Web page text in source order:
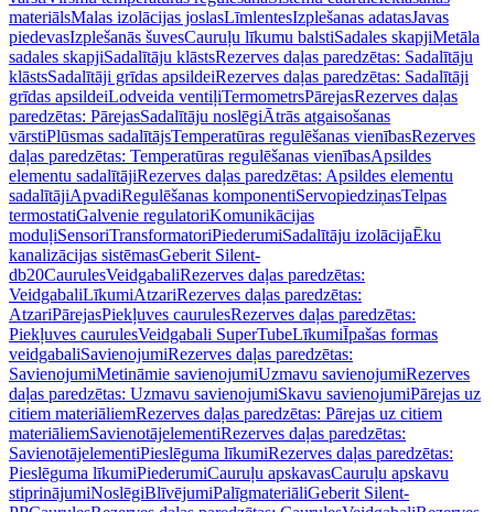
materiālsMalas izolācijas joslasLīmlentesIzplešanas adatasJavas
piedevasIzplešanās šuvesCauruļu līkumu balstiSadales skapjiMetāla
sadales skapjiSadalītāju klāstsRezerves daļas paredzētas: Sadalītāju
klāstsSadalītāji grīdas apsildeiRezerves daļas paredzētas: Sadalītāji
grīdas apsildeiLodveida ventiļiTermometrsPārejasRezerves daļas
paredzētas: PārejasSadalītāju noslēgiĀtrās atgaisošanas
vārstiPlūsmas sadalītājsTemperatūras regulēšanas vienībasRezerves
daļas paredzētas: Temperatūras regulēšanas vienībasApsildes
elementu sadalītājiRezerves daļas paredzētas: Apsildes elementu
sadalītājiApvadiRegulēšanas komponentiServopiedziņasTelpas
termostatiGalvenie regulatoriKomunikācijas
moduļiSensoriTransformatoriPiederumiSadalītāju izolācijaĒku
kanalizācijas sistēmasGeberit Silent-
db20CaurulesVeidgabaliRezerves daļas paredzētas:
VeidgabaliLīkumiAtzariRezerves daļas paredzētas:
AtzariPārejasPiekļuves caurulesRezerves daļas paredzētas:
Piekļuves caurulesVeidgabali SuperTubeLīkumiĪpašas formas
veidgabaliSavienojumiRezerves daļas paredzētas:
SavienojumiMetināmie savienojumiUzmavu savienojumiRezerves
daļas paredzētas: Uzmavu savienojumiSkavu savienojumiPārejas uz
citiem materiāliemRezerves daļas paredzētas: Pārejas uz citiem
materiāliemSavienotājelementiRezerves daļas paredzētas:
SavienotājelementiPieslēguma līkumiRezerves daļas paredzētas:
Pieslēguma līkumiPiederumiCauruļu apskavasCauruļu apskavu
stiprinājumiNoslēgiBlīvējumiPalīgmateriāliGeberit Silent-